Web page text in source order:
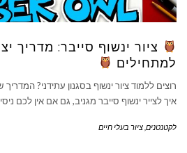
ציור ינשוף סייבר: מדריך
למתחילים
רוצים ללמוד ציור ינשוף בסגנון עתידני?
איך לצייר ינשוף סייבר מגניב, גם אם אין לכם
לקטנטנים ציור בעלי חיים